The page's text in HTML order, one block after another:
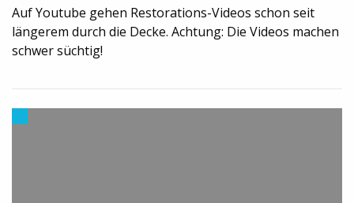
Auf Youtube gehen Restorations-Videos schon seit
längerem durch die Decke. Achtung: Die Videos machen
schwer süchtig!